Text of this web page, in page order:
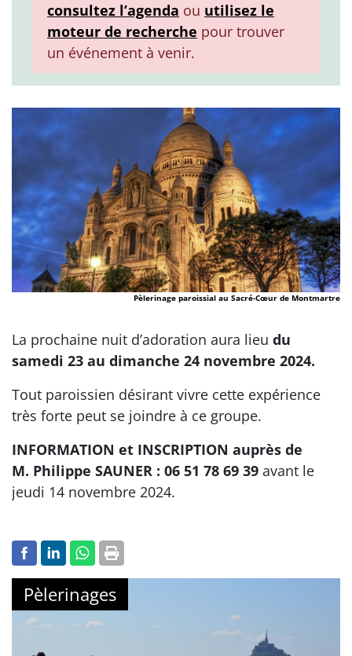
consultez l’agenda ou utilisez le
moteur de recherche pour trouver
un événement à venir.
Pèlerinage paroissial au Sacré-Cœur de Montmartre
La prochaine nuit d’adoration aura lieu du
samedi 23 au dimanche 24 novembre 2024.
Tout paroissien désirant vivre cette expérience
très forte peut se joindre à ce groupe.
INFORMATION et INSCRIPTION auprès de
M. Philippe SAUNER : 06 51 78 69 39 avant le
jeudi 14 novembre 2024.
Pèlerinages